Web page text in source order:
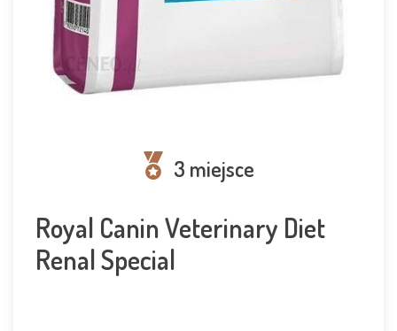
3 miejsce
Royal Canin Veterinary Diet
Renal Special